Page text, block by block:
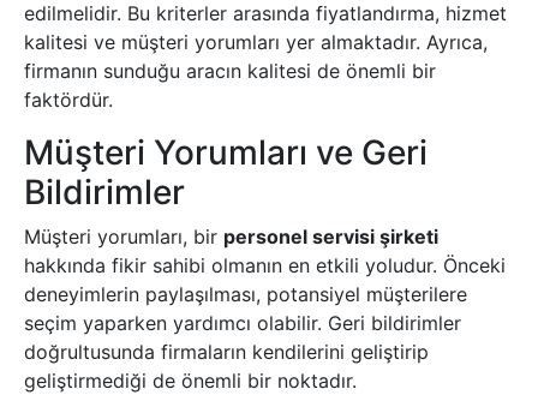
edilmelidir. Bu kriterler arasında fiyatlandırma, hizmet
kalitesi ve müşteri yorumları yer almaktadır. Ayrıca,
firmanın sunduğu aracın kalitesi de önemli bir
faktördür.
Müşteri Yorumları ve Geri
Bildirimler
Müşteri yorumları, bir personel servisi şirketi
hakkında fikir sahibi olmanın en etkili yoludur. Önceki
deneyimlerin paylaşılması, potansiyel müşterilere
seçim yaparken yardımcı olabilir. Geri bildirimler
doğrultusunda firmaların kendilerini geliştirip
geliştirmediği de önemli bir noktadır.